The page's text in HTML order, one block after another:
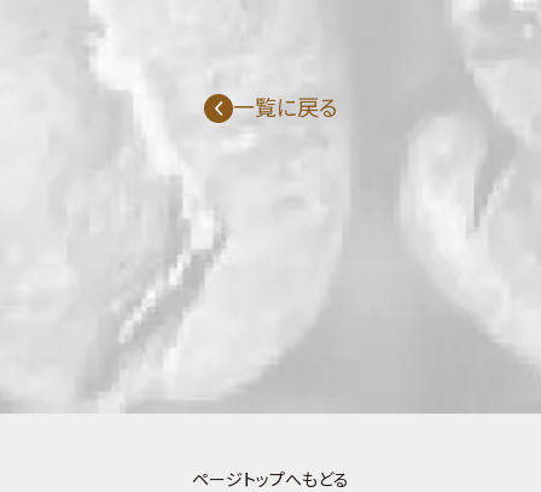
一覧に戻る
ページトップへもどる